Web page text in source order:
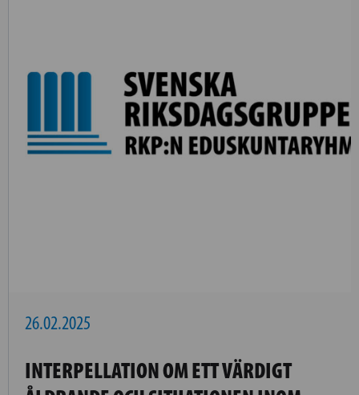
26.02.2025
INTERPELLATION OM ETT VÄRDIGT